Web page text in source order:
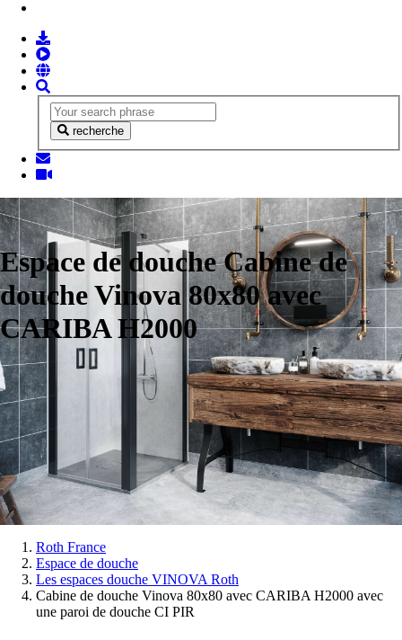
recherche
Espace de douche Cabine de
douche Vinova 80x80 avec
CARIBA H2000
Vous
êtes
Roth France
Espace de douche
Les espaces douche VINOVA Roth
Cabine de douche Vinova 80x80 avec CARIBA H2000 avec
une paroi de douche CI PIR